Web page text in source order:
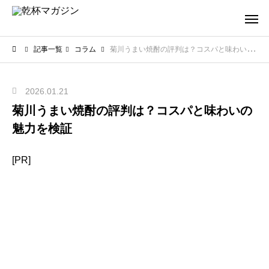
記事一覧 コラム 菊川うまい焼酎の評判は？コスパと味わいの魅力を検証
2026.01.21
菊川うまい焼酎の評判は？コスパと味わいの
魅力を検証
[PR]